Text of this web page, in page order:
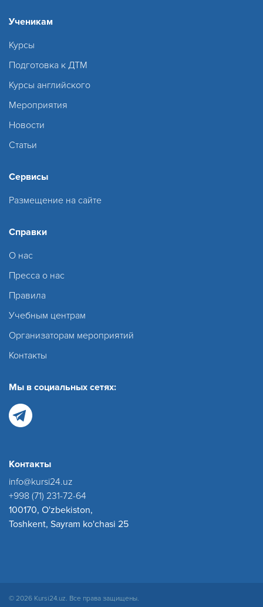
Ученикам
Курсы
Подготовка к ДТМ
Курсы английского
Мероприятия
Новости
Статьи
Сервисы
Размещение на сайте
Справки
О нас
Пресса о нас
Правила
Учебным центрам
Организаторам мероприятий
Контакты
Мы в социальных сетях:
Контакты
info@kursi24.uz
+998 (71) 231-72-64
100170, O'zbekiston,
Toshkent, Sayram ko'chasi 25
© 2026 Kursi24.uz. Все права защищены.